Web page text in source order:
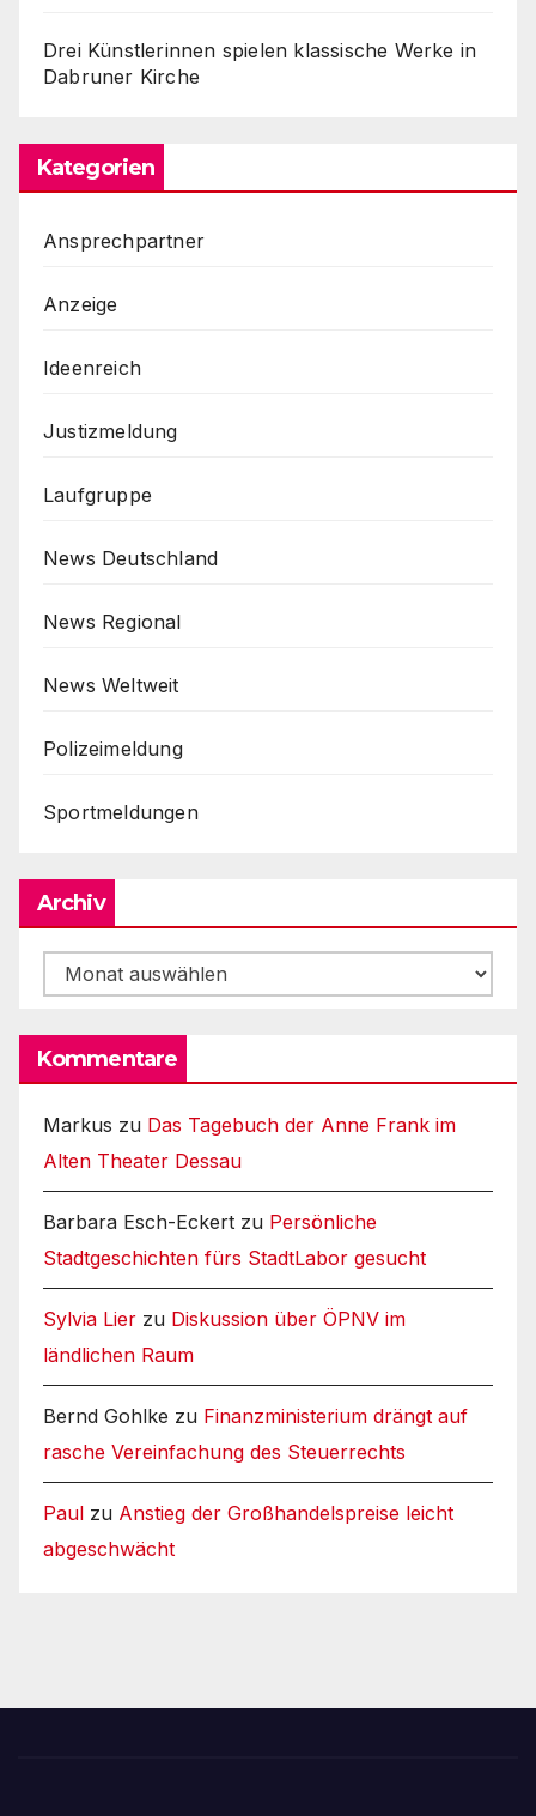
Drei Künstlerinnen spielen klassische Werke in
Dabruner Kirche
Kategorien
Ansprechpartner
Anzeige
Ideenreich
Justizmeldung
Laufgruppe
News Deutschland
News Regional
News Weltweit
Polizeimeldung
Sportmeldungen
Archiv
Archiv
Kommentare
Markus zu Das Tagebuch der Anne Frank im
Alten Theater Dessau
Barbara Esch-Eckert zu Persönliche
Stadtgeschichten fürs StadtLabor gesucht
Sylvia Lier zu Diskussion über ÖPNV im
ländlichen Raum
Bernd Gohlke zu Finanzministerium drängt auf
rasche Vereinfachung des Steuerrechts
Paul zu Anstieg der Großhandelspreise leicht
abgeschwächt